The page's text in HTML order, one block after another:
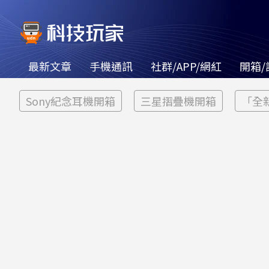
最新文章 手機通訊 社群/APP/網紅 開箱/
Sony紀念耳機開箱 三星摺疊機開箱 「